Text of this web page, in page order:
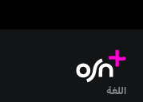
اللغة